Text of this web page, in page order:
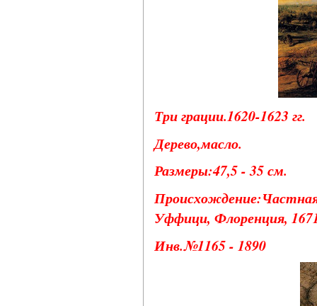
Три грации.1620-1623 гг.
Дерево,масло.
Размеры:47,5 - 35 см.
Происхождение:Частная
Уффици, Флоренция,
Инв.№1165 - 1890